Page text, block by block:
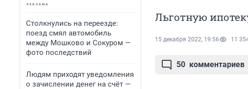
Столкнулись на переезде:
поезд смял автомобиль
между Мошково и Сокуром —
фото последствий
Людям приходят уведомления
о зачислении денег на счёт —
Льготную
15 декабря 2022, 19:56 11
50 комментариев